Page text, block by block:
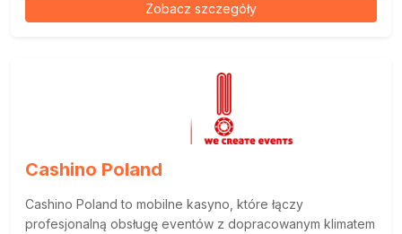
Zobacz szczegóły
Cashino Poland
Cashino Poland to mobilne kasyno, które łączy
profesjonalną obsługę eventów z dopracowanym klimatem